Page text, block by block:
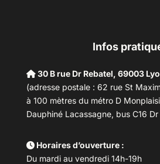
Infos
30 B rue Dr Rebatel, 69003
(adresse postale : 62 rue St
à 100 mètres du métro D
Dauphiné Lacassagne, bus C16
Horaires d’ouverture :
Du mardi au vendredi 14h-19h